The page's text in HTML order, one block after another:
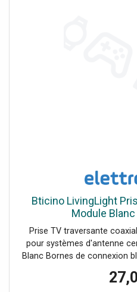
Bticino LivingLight
Module
Prise TV traversante
pour systèmes d'antenne
Blanc Bornes de connexion
compatibles : LN4702 -